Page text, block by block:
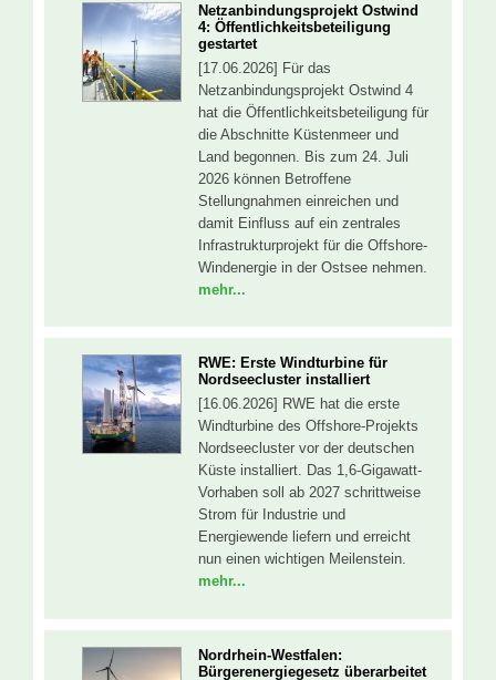
Netzanbindungsprojekt Ostwind
4: Öffentlichkeitsbeteiligung
gestartet
[17.06.2026] Für das
Netzanbindungsprojekt Ostwind 4
hat die Öffentlichkeitsbeteiligung für
die Abschnitte Küstenmeer und
Land begonnen. Bis zum 24. Juli
2026 können Betroffene
Stellungnahmen einreichen und
damit Einfluss auf ein zentrales
Infrastrukturprojekt für die Offshore-
Windenergie in der Ostsee nehmen.
mehr...
RWE: Erste Windturbine für
Nordseecluster installiert
[16.06.2026] RWE hat die erste
Windturbine des Offshore-Projekts
Nordseecluster vor der deutschen
Küste installiert. Das 1,6-Gigawatt-
Vorhaben soll ab 2027 schrittweise
Strom für Industrie und
Energiewende liefern und erreicht
nun einen wichtigen Meilenstein.
mehr...
Nordrhein-Westfalen:
Bürgerenergiegesetz überarbeitet